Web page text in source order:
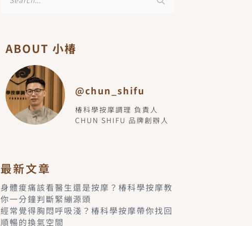
ABOUT 小椿
@chun_shifu
椿科學按摩調理 負責人
CHUN SHIFU 品牌創辦人
最新文章
身體痠痛該看醫生還是按摩？椿科學按摩教
你一分鐘判斷緊繃源頭
經常覺得胸悶呼吸淺？椿科學按摩帶你找回
順暢的換氣空間